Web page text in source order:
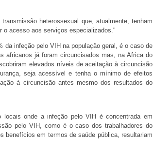
heterossexual que, atualmente, tenham
o acesso aos serviços especializados."
da infeção pelo VIH na população geral, é o caso de
africanos já foram circuncisados mas, na Africa do
elevados níveis de aceitação à circuncisão
seja acessível e tenha o mínimo de efeitos
à circuncisão antes mesmo dos resultados do
onde a infeção pelo VIH é concentrada em
pelo VIH, como é o caso dos trabalhadores do
benefícios em termos de saúde pública, resultariam